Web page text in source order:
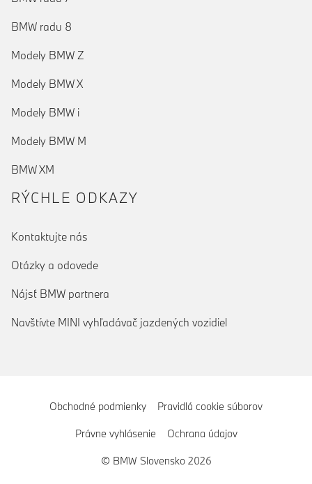
BMW radu 8
Modely BMW Z
Modely BMW X
Modely BMW i
Modely BMW M
BMW XM
RÝCHLE ODKAZY
Kontaktujte nás
Otázky a odovede
Nájsť BMW partnera
Navštívte MINI vyhľadávač jazdených vozidiel
Obchodné podmienky Pravidlá cookie súborov
Právne vyhlásenie Ochrana údajov
© BMW Slovensko 2026